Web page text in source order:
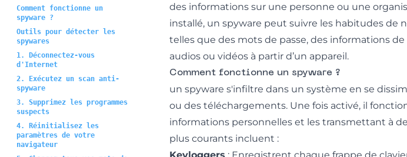
Comment fonctionne un
spyware ?
Outils pour détecter les
spywares
1. Déconnectez-vous
d'Internet
2. Exécutez un scan anti-
spyware
3. Supprimez les programmes
suspects
4. Réinitialisez les
paramètres de votre
navigateur
des informations sur une personne ou une
installé, un spyware peut suivre les habitudes de
telles que des mots de passe, des informations
audios ou vidéos à partir d’un appareil.
Comment fonctionne un spyware ?
un spyware s'infiltre dans un système en se
ou des téléchargements. Une fois activé, il
informations personnelles et les transmettant à
plus courants incluent :
Keyloggers : Enregistrent chaque frappe de